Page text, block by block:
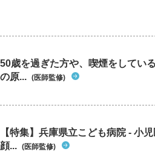
50歳を過ぎた方や、喫煙をしてい
の原... (医師監修)
【特集】兵庫県立こども病院 - 小
顔... (医師監修)